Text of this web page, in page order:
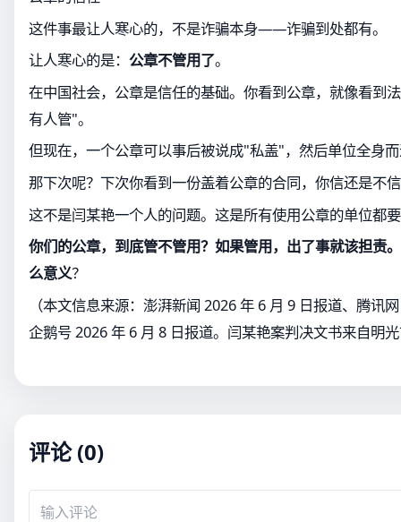
这件事最让人寒心的，不是诈骗本身——诈骗到处都有。
让人寒心的是： 公章不管用了。
在中国社会，公章是信任的基础。你看到公章，就像看到
有人管"。
但现在，一个公章可以事后被说成"私盖"，然后单位全身
那下次呢？下次你看到一份盖着公章的合同，你信还是不
这不是闫某艳一个人的问题。这是所有使用公章的单位都
你们的公章，到底管不管用？如果管用，出了事就该担责
么意义？
（本文信息来源：澎湃新闻 2026 年 6 月 9 日报道、腾讯
企鹅号 2026 年 6 月 8 日报道。闫某艳案判决文书来自明
评论 (0)